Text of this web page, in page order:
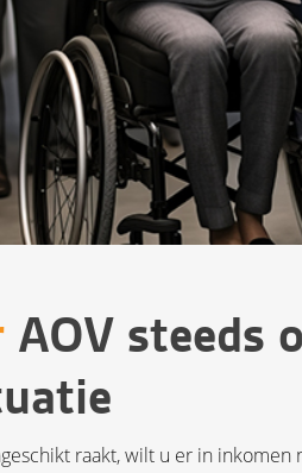
AOV steeds
raakt, wilt u er in